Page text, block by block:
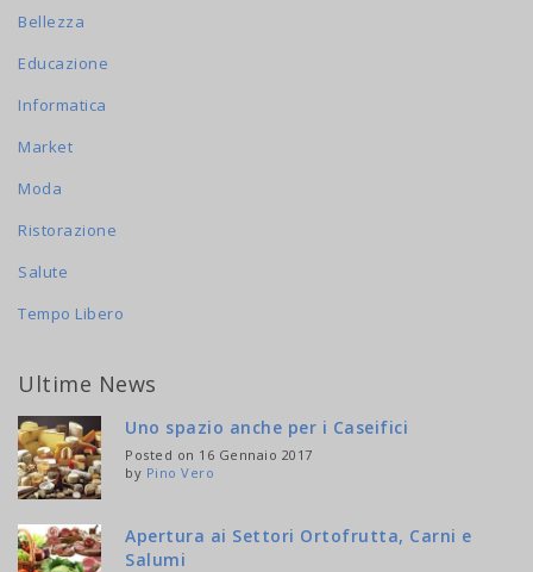
Bellezza
Educazione
Informatica
Market
Moda
Ristorazione
Salute
Tempo Libero
Ultime News
Uno spazio anche per i Caseifici
Posted on 16 Gennaio 2017
by Pino Vero
Apertura ai Settori Ortofrutta, Carni e
Salumi